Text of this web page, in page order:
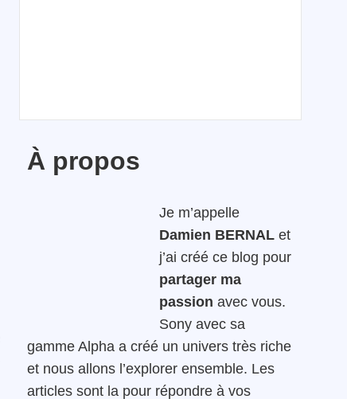
À propos
Je m’appelle
Damien BERNAL et
j’ai créé ce blog pour
partager ma
passion avec vous.
Sony avec sa
gamme Alpha a créé un univers très riche
et nous allons l’explorer ensemble. Les
articles sont la pour répondre à vos